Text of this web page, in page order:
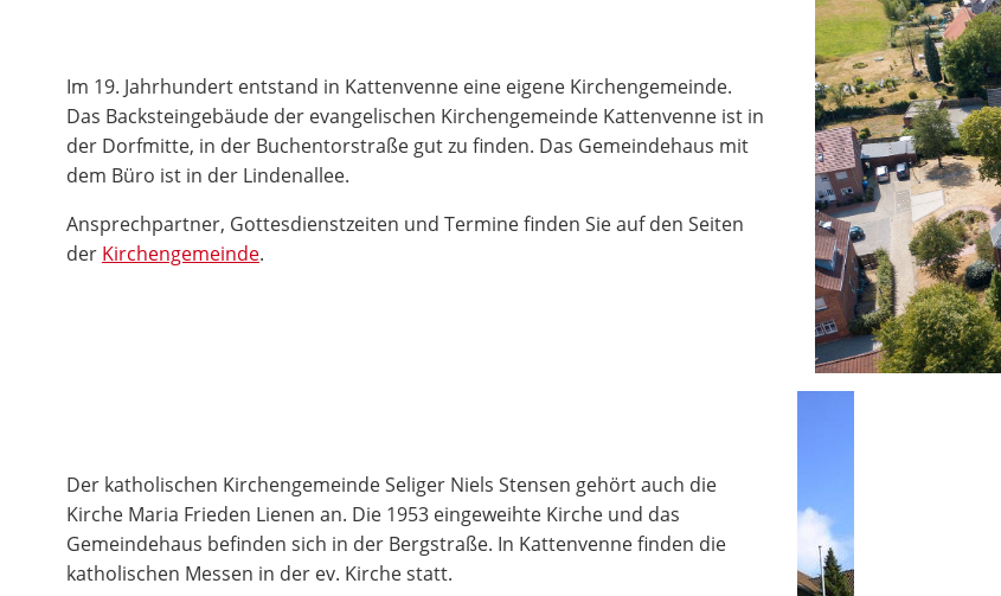
Im 19. Jahrhundert entstand in Kattenvenne eine eigene Kirchengemeinde.
Das Backsteingebäude der evangelischen Kirchengemeinde Kattenvenne ist in
der Dorfmitte, in der Buchentorstraße gut zu finden. Das Gemeindehaus mit
dem Büro ist in der Lindenallee.
Ansprechpartner, Gottesdienstzeiten und Termine finden Sie auf den Seiten
der Kirchengemeinde.
Der katholischen Kirchengemeinde Seliger Niels Stensen gehört auch die
Kirche Maria Frieden Lienen an. Die 1953 eingeweihte Kirche und das
Gemeindehaus befinden sich in der Bergstraße. In Kattenvenne finden die
katholischen Messen in der ev. Kirche statt.